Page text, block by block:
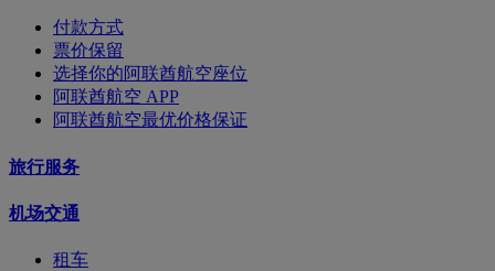
付款方式
票价保留
选择你的阿联酋航空座位
阿联酋航空 APP
阿联酋航空最优价格保证
旅行服务
机场交通
租车